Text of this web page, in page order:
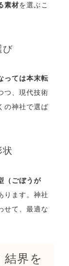
素材を選ぶこ
び
っては本末転
つ、現代技術
の神社で選ば
（ごぼうが
ります。神社
せて、最適な
結界を